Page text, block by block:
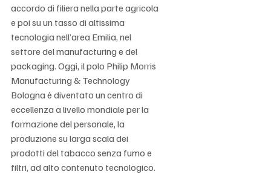
accordo di filiera nella parte agricola
e poi su un tasso di altissima
tecnologia nell’area Emilia, nel
settore del manufacturing e del
packaging. Oggi, il polo Philip Morris
Manufacturing & Technology
Bologna è diventato un centro di
eccellenza a livello mondiale per la
formazione del personale, la
produzione su larga scala dei
prodotti del tabacco senza fumo e
filtri, ad alto contenuto tecnologico.